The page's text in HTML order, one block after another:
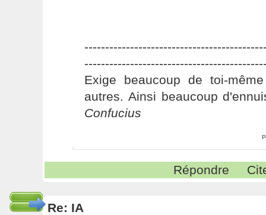
Exige beaucoup de toi-
autres. Ainsi beaucoup
Confucius
Répondre
Re: IA